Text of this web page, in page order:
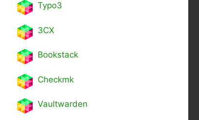
Typo3
3CX
Bookstack
Checkmk
Vaultwarden